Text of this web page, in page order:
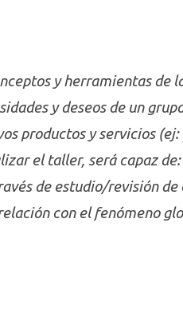
y herramientas de
y deseos de un
productos y servicios (ej:
el taller, será capaz
de estudio/revisión de
con el fenómeno